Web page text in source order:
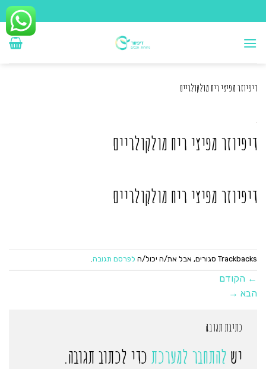
to
content
דיפיוזר מפיצי ריח מולקולריים
דיפיוזר מפיצי ריח מולקולריים
דיפיוזר מפיצי ריח מולקולריים
Trackbacks סגורים, אבל את/ה יכול/ה לפרסם תגובה.
← הקודם
הבא →
כתיבת תגובה
יש להתחבר למערכת כדי לכתוב תגובה.